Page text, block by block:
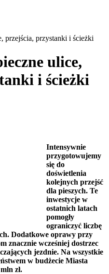
przejścia, przystanki i ścieżki
ulice,
i ścieżki
Intensywnie
przygotowujemy
się do
doświetlenia
kolejnych przejść
dla pieszych. Te
inwestycje w
ostatnich latach
pomogły
ograniczyć liczbę
Dodatkowe oprawy przy
znacznie wcześniej dostrzec
jezdnie. Na wszystkie
w budżecie Miasta
zł.